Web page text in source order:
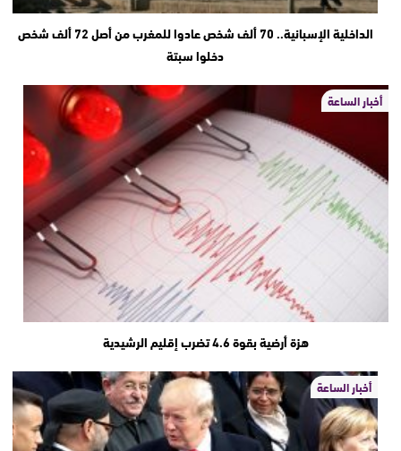
الداخلية الإسبانية.. 70 ألف شخص عادوا للمغرب من أصل 72 ألف شخص
دخلوا سبتة
أخبار الساعة
هزة أرضية بقوة 4.6 تضرب إقليم الرشيدية
أخبار الساعة